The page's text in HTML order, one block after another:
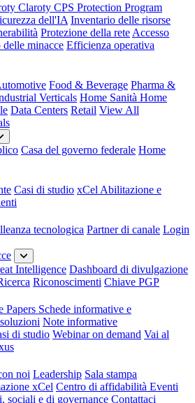
Claroty CPS Protection Program
dell'IA Inventario delle risorse
Protezione della rete Accesso
minacce Efficienza operativa
Food & Beverage Pharma &
Verticals Home Sanità Home
Data Centers Retail View All
Casa del governo federale Home
Casi di studio xCel Abilitazione e
tecnologica Partner di canale Login
Intelligence Dashboard di divulgazione
Riconoscimenti Chiave PGP
Papers Schede informative e
Note informative
di studio Webinar on demand Vai al
noi Leadership Sala stampa
xCel Centro di affidabilità Eventi
sociali e di governance Contattaci